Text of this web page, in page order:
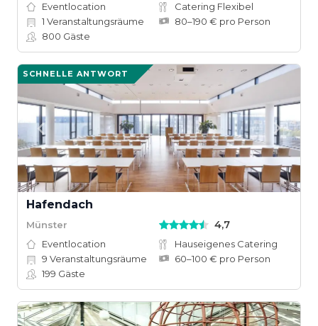
Eventlocation
Catering Flexibel
1 Veranstaltungsräume
80–190 € pro Person
800 Gäste
SCHNELLE ANTWORT
Hafendach
Münster 4,7
Eventlocation
Hauseigenes Catering
9 Veranstaltungsräume
60–100 € pro Person
199 Gäste